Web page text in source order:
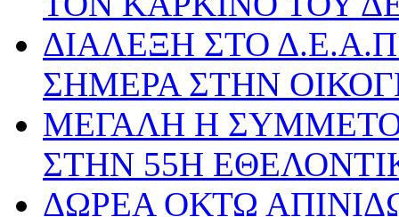
ΔΙΑΛΕΞΗ ΣΤΟ
ΣΗΜΕΡΑ ΣΤΗΝ
ΜΕΓΑΛΗ Η
ΣΤΗΝ 55Η
ΔΩΡΕΑ ΟΚΤΩ